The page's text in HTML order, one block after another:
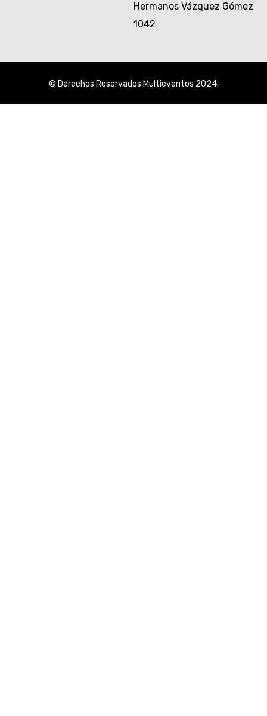
Hermanos Vázquez Gómez
1042
© Derechos Reservados Multieventos 2024.